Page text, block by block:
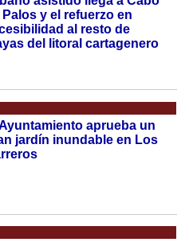
Palos y el refuerzo en
al resto de
del litoral cartagenero
aprueba un
jardín inundable en Los